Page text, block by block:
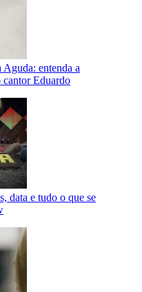
entenda a
cantor Eduardo
data e tudo o que se